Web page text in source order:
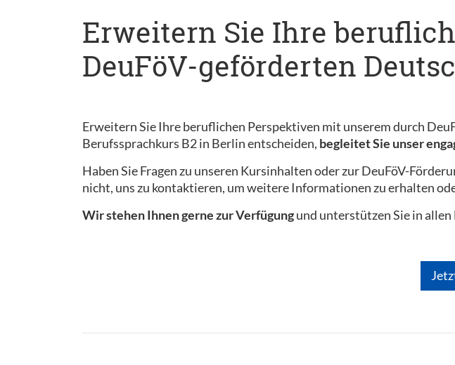
Erweitern Sie Ihre
DeuFöV-geförderten
Erweitern Sie Ihre beruflichen Perspektiven mit unserem durch
Berufssprachkurs B2 in Berlin entscheiden, begleitet Sie unser
Haben Sie Fragen zu unseren Kursinhalten oder zur DeuFöV-
nicht, uns zu kontaktieren, um weitere Informationen zu erhalten
Wir stehen Ihnen gerne zur Verfügungund unterstützen Sie in